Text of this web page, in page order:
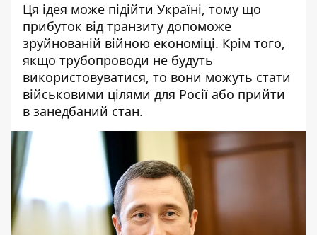
Ця ідея може підійти Україні, тому що
прибуток від транзиту допоможе
зруйнованій війною економіці. Крім того,
якщо трубопроводи не будуть
використовуватися, то вони можуть стати
військовими цілями для Росії або прийти
в занедбаний стан.